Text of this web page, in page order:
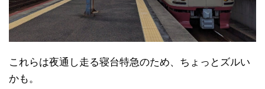
これらは夜通し走る寝台特急のため、ちょっとズルい
かも。